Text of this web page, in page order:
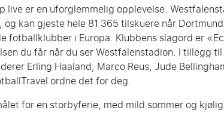
live er en uforglemmelig opplevelse.
kan gjeste hele 81 365 tilskuere når
fotballklubber i Europa. Klubbens slagord er
du får når du ser Westfalenstadion. I tillegg
Erling Haaland, Marco Reus, Jude
ordne det for deg.
for en storbyferie, med mild sommer og